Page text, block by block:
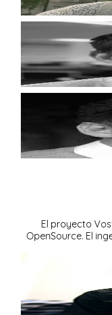
El proyecto
OpenSource. El